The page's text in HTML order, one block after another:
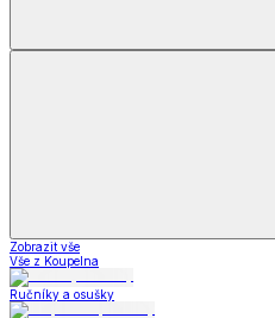
Zobrazit vše
Vše z Koupelna
Ručníky a osušky